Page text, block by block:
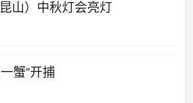
山）中秋灯会亮灯
蟹”开捕